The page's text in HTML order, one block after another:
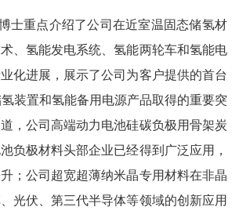
士重点介绍了公司在近室温固态储氢材
、氢能发电系统、氢能两轮车和氢能电
化进展，展示了公司为客户提供的首台
装置和氢能备用电源产品取得的重要突
，公司高端动力电池硅碳负极用骨架炭
负极材料头部企业已经得到广泛应用，
；公司超宽超薄纳米晶专用材料在非晶
光伏、第三代半导体等领域的创新应用